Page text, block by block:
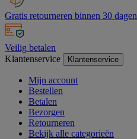
Gratis retourneren binnen 30 dagen
Veilig betalen
Klantenservice
Klantenservice
Mijn account
Bestellen
Betalen
Bezorgen
Retourneren
Bekijk alle categorieën